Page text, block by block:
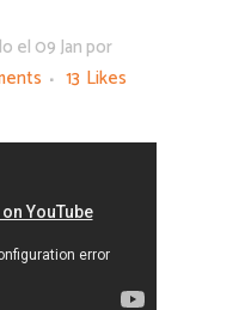
el 09 Jan por
13 Likes